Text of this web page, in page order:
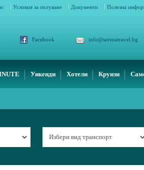
Условия за пътуване Документи Полезна
Facebook info@serenatravel.bg
Уикенди Хотели Круизи